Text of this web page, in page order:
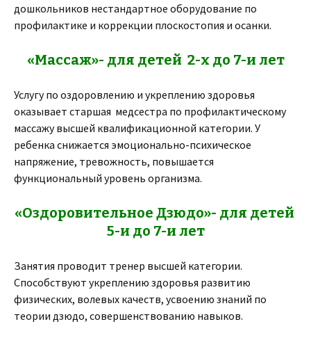
дошкольников нестандартное оборудование по
профилактике и коррекции плоскостопия и осанки.
«Массаж»- для детей 2-х до 7-и лет
Услугу по оздоровлению и укреплению здоровья
оказывает старшая медсестра по профилактическому
массажу высшей квалификационной категории. У
ребенка снижается эмоционально-психическое
напряжение, тревожность, повышается
функциональный уровень организма.
«Оздоровительное Дзюдо»- для детей
5-и до 7-и лет
Занятия проводит тренер высшей категории.
Способствуют укреплению здоровья развитию
физических, волевых качеств, усвоению знаний по
теории дзюдо, совершенствованию навыков.